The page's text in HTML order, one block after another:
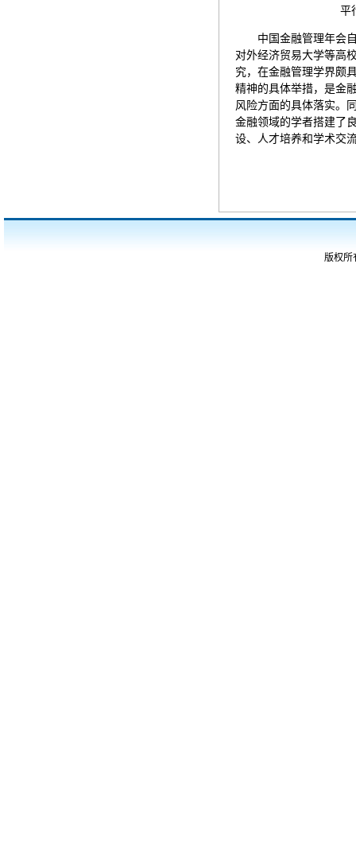
平行分
中国金融管理年会
对外经济贸易大学等高
究，在金融管理学界颇
精神的具体举措，是金
风险方面的具体落实。
金融领域的学者搭建了
设、人才培养和学术交
版权所